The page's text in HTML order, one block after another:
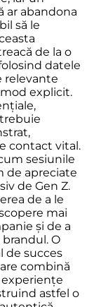
ar abandona
să le
de la o
datele
relevante
explicit.
contact vital.
sesiunile
de apreciate
de Gen Z.
de a le
mai
și de a
O
de succes
combină
experiențe
astfel o